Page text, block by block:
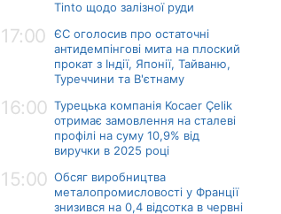
Tinto щодо залізної руди
17:00
ЄС оголосив про остаточні
антидемпінгові мита на плоский
прокат з Індії, Японії, Тайваню,
Туреччини та В'єтнаму
16:00 Турецька компанія Kocaer Çelik
отримає замовлення на сталеві
профілі на суму 10,9% від
виручки в 2025 році
15:00 Обсяг виробництва
металопромисловості у Франції
знизився на 0,4 відсотка в червні